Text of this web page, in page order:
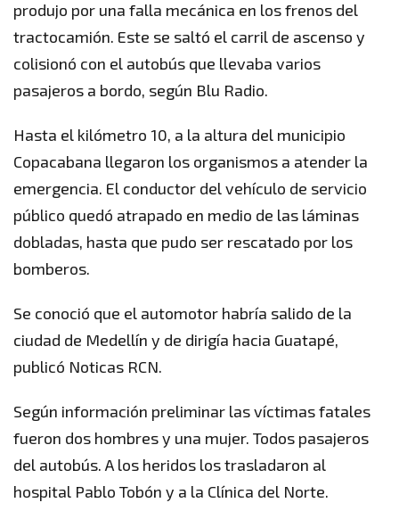
produjo por una falla mecánica en los frenos del
tractocamión. Este se saltó el carril de ascenso y
colisionó con el autobús que llevaba varios
pasajeros a bordo, según Blu Radio.
Hasta el kilómetro 10, a la altura del municipio
Copacabana llegaron los organismos a atender la
emergencia. El conductor del vehículo de servicio
público quedó atrapado en medio de las láminas
dobladas, hasta que pudo ser rescatado por los
bomberos.
Se conoció que el automotor habría salido de la
ciudad de Medellín y de dirigía hacia Guatapé,
publicó Noticas RCN.
Según información preliminar las víctimas fatales
fueron dos hombres y una mujer. Todos pasajeros
del autobús. A los heridos los trasladaron al
hospital Pablo Tobón y a la Clínica del Norte.